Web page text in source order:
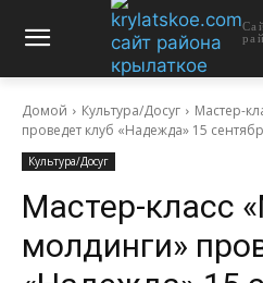
Домой Культура/Досуг
Мастер-
проведет клуб «Надежда» 15
Культура/Досуг
Мастер-класс
молдинги»